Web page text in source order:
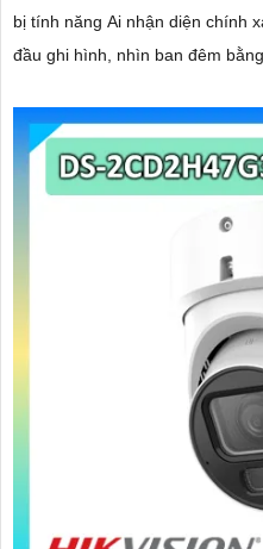
bị tính năng Ai nhận diện chính
đầu ghi hình, nhìn ban đêm